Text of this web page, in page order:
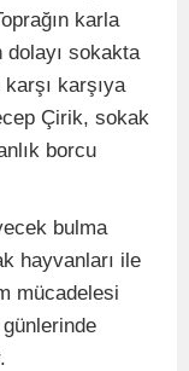
karla
dolayı sokakta
karşıya
Çirik, sokak
borcu
bulma
hayvanları ile
mücadelesi